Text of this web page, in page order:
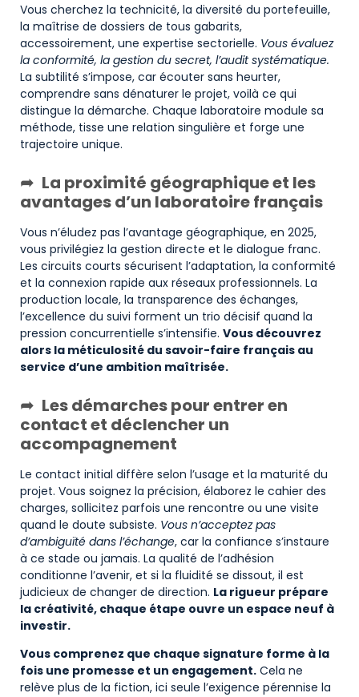
Vous cherchez la technicité, la diversité du portefeuille,
la maîtrise de dossiers de tous gabarits,
accessoirement, une expertise sectorielle. Vous évaluez
la conformité, la gestion du secret, l’audit systématique.
La subtilité s’impose, car écouter sans heurter,
comprendre sans dénaturer le projet, voilà ce qui
distingue la démarche. Chaque laboratoire module sa
méthode, tisse une relation singulière et forge une
trajectoire unique.
La proximité géographique et les
avantages d’un laboratoire français
Vous n’éludez pas l’avantage géographique, en 2025,
vous privilégiez la gestion directe et le dialogue franc.
Les circuits courts sécurisent l’adaptation, la conformité
et la connexion rapide aux réseaux professionnels. La
production locale, la transparence des échanges,
l’excellence du suivi forment un trio décisif quand la
pression concurrentielle s’intensifie. Vous découvrez
alors la méticulosité du savoir-faire français au
service d’une ambition maîtrisée.
Les démarches pour entrer en
contact et déclencher un
accompagnement
Le contact initial diffère selon l’usage et la maturité du
projet. Vous soignez la précision, élaborez le cahier des
charges, sollicitez parfois une rencontre ou une visite
quand le doute subsiste. Vous n’acceptez pas
d’ambiguïté dans l’échange, car la confiance s’instaure
à ce stade ou jamais. La qualité de l’adhésion
conditionne l’avenir, et si la fluidité se dissout, il est
judicieux de changer de direction. La rigueur prépare
la créativité, chaque étape ouvre un espace neuf à
investir.
Vous comprenez que chaque signature forme à la
fois une promesse et un engagement. Cela ne
relève plus de la fiction, ici seule l’exigence pérennise la